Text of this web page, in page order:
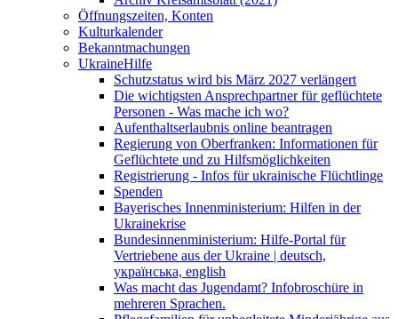
Öffnungszeiten, Konten
Kulturkalender
Bekanntmachungen
UkraineHilfe
Schutzstatus wird bis März 2027 verlängert
Die wichtigsten Ansprechpartner für geflüchtete
Personen - Was mache ich wo?
Aufenthaltserlaubnis online beantragen
Regierung von Oberfranken: Informationen für
Geflüchtete und zu Hilfsmöglichkeiten
Registrierung - Infos für ukrainische Flüchtlinge
Spenden
Bayerisches Innenministerium: Hilfen in der
Ukrainekrise
Bundesinnenministerium: Hilfe-Portal für
Vertriebene aus der Ukraine | deutsch,
українська, english
Was macht das Jugendamt? Infobroschüre in
mehreren Sprachen.